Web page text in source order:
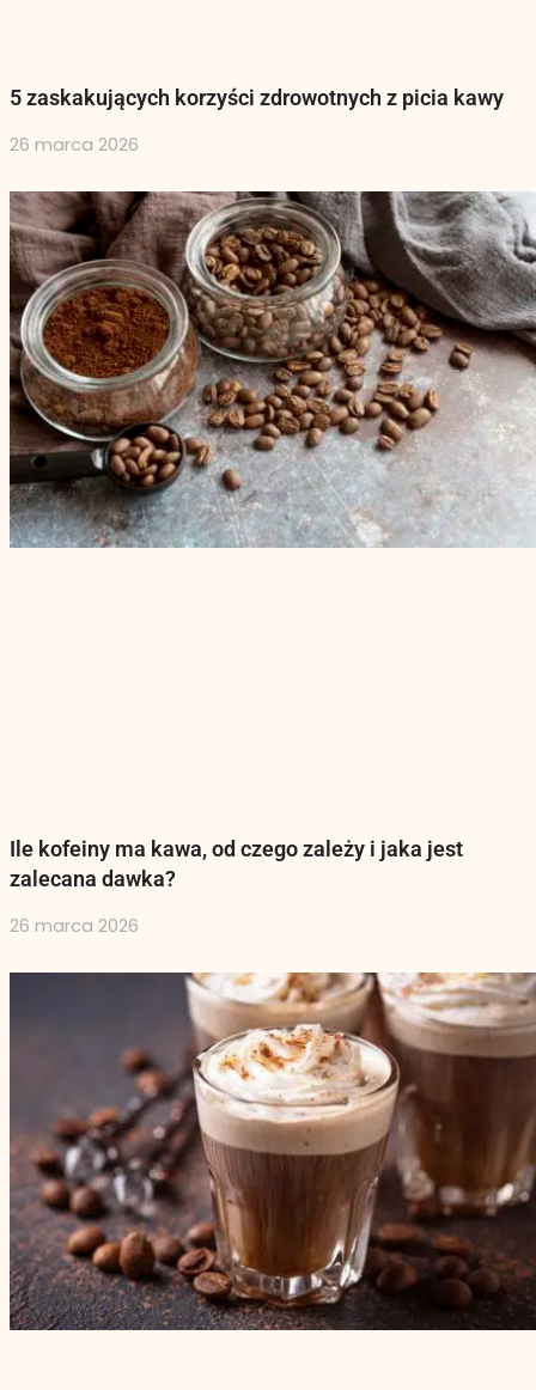
5 zaskakujących korzyści zdrowotnych z picia kawy
26 marca 2026
Ile kofeiny ma kawa, od czego zależy i jaka jest
zalecana dawka?
26 marca 2026